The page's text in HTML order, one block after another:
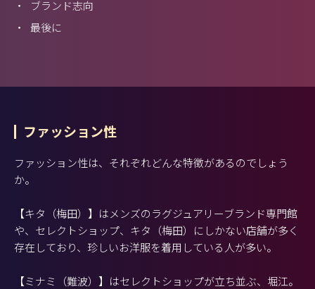
・
ブランド志向
・
最後に
ファッション性
ファッション性は、それぞれどんな特徴があるのでしょう
か。
【キタ（梅田）】はメンズのラグジュアリーブランド専門館
や、セレクトショップ、キタ（梅田）にしかない店舗が多く
存在しており、珍しいお洋服を着用している人が多い。
【ミナミ（難波）】はセレクトショップが立ち並ぶ、堀江。